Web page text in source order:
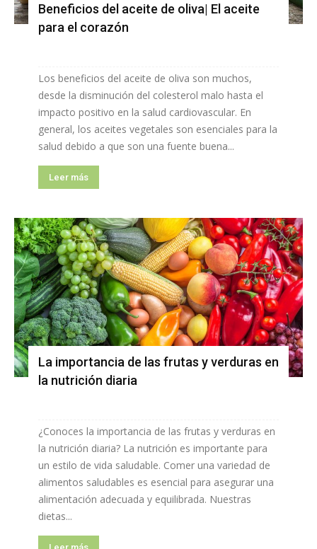
Beneficios del aceite de oliva| El aceite
para el corazón
Los beneficios del aceite de oliva son muchos,
desde la disminución del colesterol malo hasta el
impacto positivo en la salud cardiovascular. En
general, los aceites vegetales son esenciales para la
salud debido a que son una fuente buena...
Leer más
La importancia de las frutas y verduras en
la nutrición diaria
¿Conoces la importancia de las frutas y verduras en
la nutrición diaria? La nutrición es importante para
un estilo de vida saludable. Comer una variedad de
alimentos saludables es esencial para asegurar una
alimentación adecuada y equilibrada. Nuestras
dietas...